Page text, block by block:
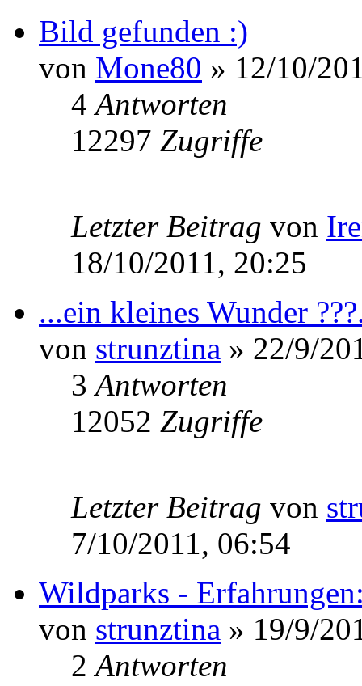
Bild gefunden :)
von Mone80 » 12/10/
4Antworten
12297 Zugriffe
Letzter Beitrag von
18/10/2011, 20:25
...ein kleines Wunder
von strunztina » 22/9/
3Antworten
12052 Zugriffe
Letzter Beitrag von
7/10/2011, 06:54
Wildparks -
von strunztina » 19/9/
2Antworten